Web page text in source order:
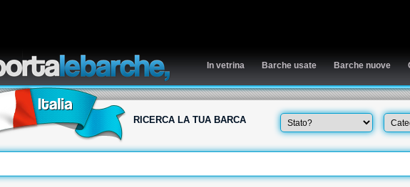
In vetrina Barche usate Barche nuove
RICERCA LA TUA BARCA